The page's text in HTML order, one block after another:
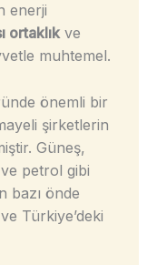
enerji
ortaklıkve
muhtemel.
önemli bir
şirketlerin
Güneş,
petrol gibi
bazı önde
Türkiye’deki